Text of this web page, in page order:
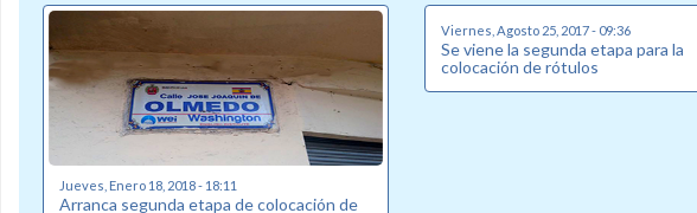
Jueves, Enero 18, 2018 - 18:11
Arranca segunda etapa de colocación de
Viernes, Agosto 25, 2017 - 09:36
Se viene la segunda etapa para la
colocación de rótulos